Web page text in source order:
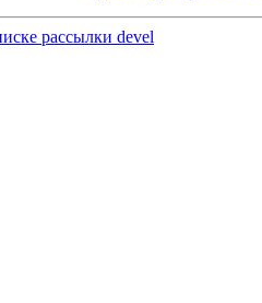
рассылки devel